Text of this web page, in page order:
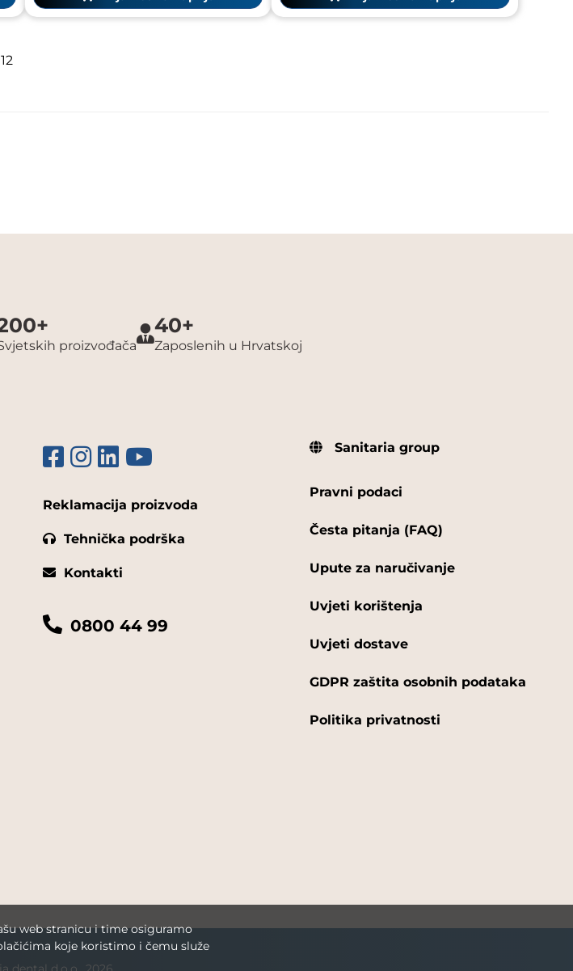
proizvođača
40+
Zaposlenih u Hrvatskoj
Reklamacija proizvoda
Tehnička podrška
Kontakti
0800 44 99
Sanitaria group
Pravni podaci
Česta pitanja (FAQ)
Upute za naručivanje
Uvjeti korištenja
Uvjeti dostave
GDPR zaštita osobnih podataka
Politika privatnosti
web stranicu i time osiguramo
koje koristimo i čemu služe